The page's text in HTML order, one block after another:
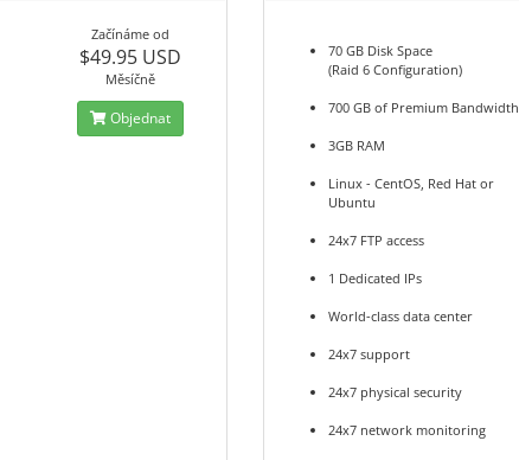
Začínáme od
$49.95 USD
Měsíčně
Objednat
70 GB Disk Space
(Raid 6 Configuration)
700 GB of Premium Bandwidth
3GB RAM
Linux - CentOS, Red Hat or
Ubuntu
24x7 FTP access
1 Dedicated IPs
World-class data center
24x7 support
24x7 physical security
24x7 network monitoring